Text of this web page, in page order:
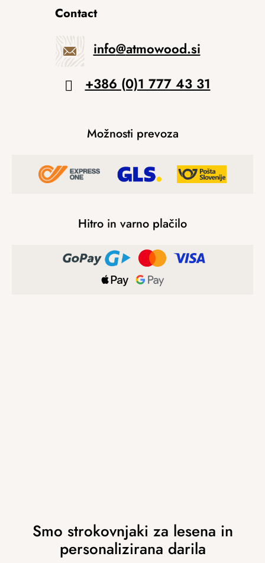
Contact
info@atmowood.si
+386 (0)1 777 43 31
Možnosti prevoza
Hitro in varno plačilo